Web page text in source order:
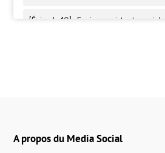
A propos du Media Social